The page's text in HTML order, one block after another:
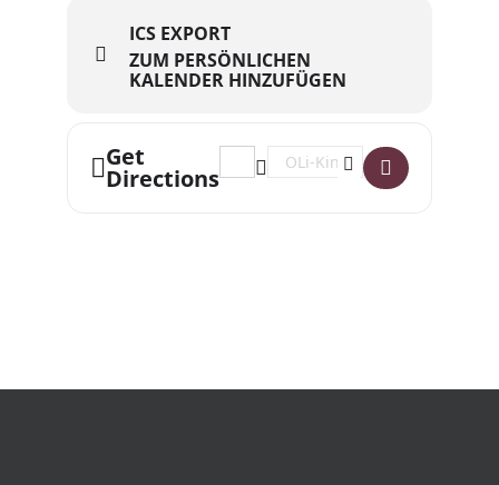
ICS EXPORT
ZUM PERSÖNLICHEN
KALENDER HINZUFÜGEN
Get
Directions
Address - Der Gesang der
Destination Address - Der